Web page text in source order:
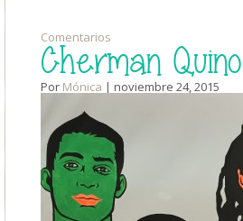
Comentarios
Cherman Quino
Por Mónica | noviembre 24, 2015